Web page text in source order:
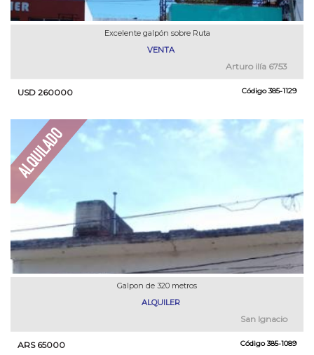
Excelente galpón sobre Ruta
VENTA
Arturo ilía 6753
Código385-1129
USD 260000
Galpon de 320 metros
ALQUILER
San Ignacio
Código385-1089
ARS 65000